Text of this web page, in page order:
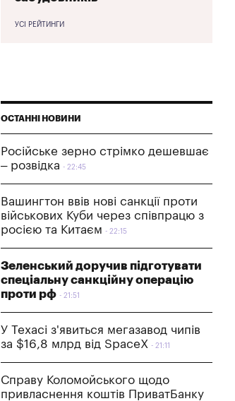
УСІ РЕЙТИНГИ
ОСТАННІ НОВИНИ
Російське зерно стрімко дешевшає
– розвідка
22:45
Вашингтон ввів нові санкції проти
військових Куби через співпрацю з
росією та Китаєм
22:15
Зеленський доручив підготувати
спеціальну санкційну операцію
проти рф
21:51
У Техасі з'явиться мегазавод чипів
за $16,8 млрд від SpaceX
21:11
Справу Коломойського щодо
привласнення коштів ПриватБанку